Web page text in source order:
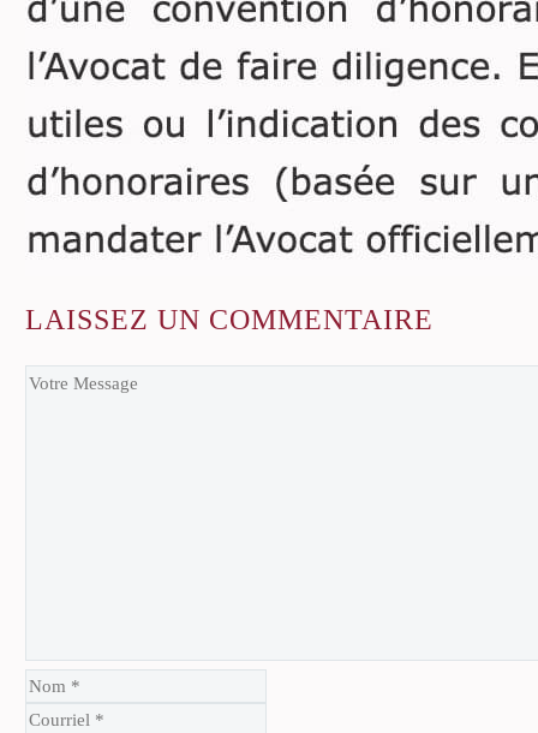
LAISSEZ UN COMMENTAIRE